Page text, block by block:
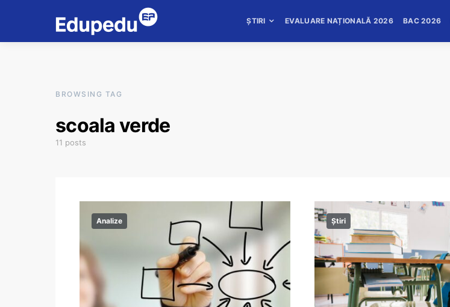
ȘTIRI EVALUARE NAȚIONALĂ 2026 BAC 2026
BROWSING TAG
scoala verde
11 posts
Analize Știri